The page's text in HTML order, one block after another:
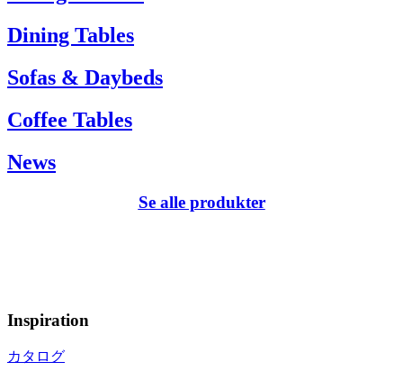
Dining Tables
Sofas & Daybeds
Coffee Tables
News
Se alle produkter
Inspiration
カタログ